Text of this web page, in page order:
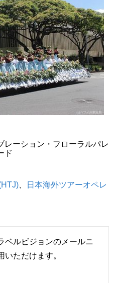
レーション・フローラルパレ
ド
日本海外ツアーオペレ
ベルビジョンのメールニ
いただけます。